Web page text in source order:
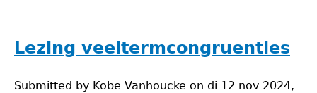
December
Lezing veeltermcongruenties
Submitted by Kobe Vanhoucke on di 12 nov 2024,